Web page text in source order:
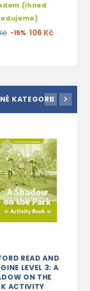
(ihned
-15% 106 Kč
KATEGORII
READ AND
LEVEL 3: A
ON THE
ACTIVITY